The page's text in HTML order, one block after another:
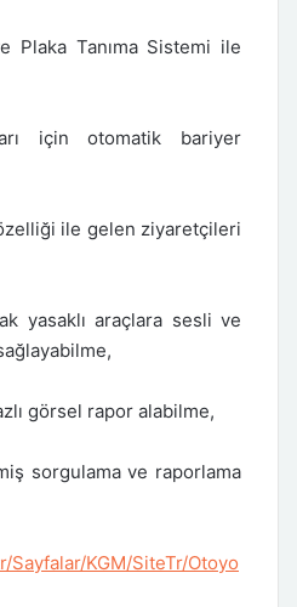
Plaka Tanıma Sistemi ile
için otomatik bariyer
ile gelen ziyaretçileri
yasaklı araçlara sesli ve
görsel rapor alabilme,
sorgulama ve raporlama
KGM/SiteTr/Otoyo